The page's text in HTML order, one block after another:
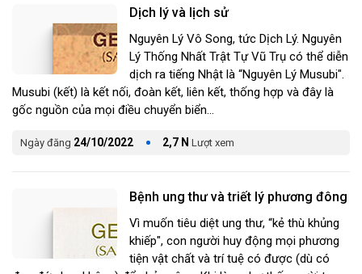
Dịch lý và lịch sử
Ngày đăng 24/10/2022 2,7 N Lượt xem
Nguyên Lý Vô Song, tức Dịch Lý. Nguyên
Lý Thống Nhất Trật Tự Vũ Trụ có thể diễn
dịch ra tiếng Nhật là “Nguyên Lý Musubi".
Musubi (kết) là kết nối, đoàn kết, liên kết, thống hợp và đây là
gốc nguồn của mọi điều chuyển biển...
Bệnh ung thư và triết lý phương đông
​Vì muốn tiêu diệt ung thư, “kẻ thù khủng
khiếp", con người huy động mọi phương
tiện vật chất và trí tuệ có được (dù có